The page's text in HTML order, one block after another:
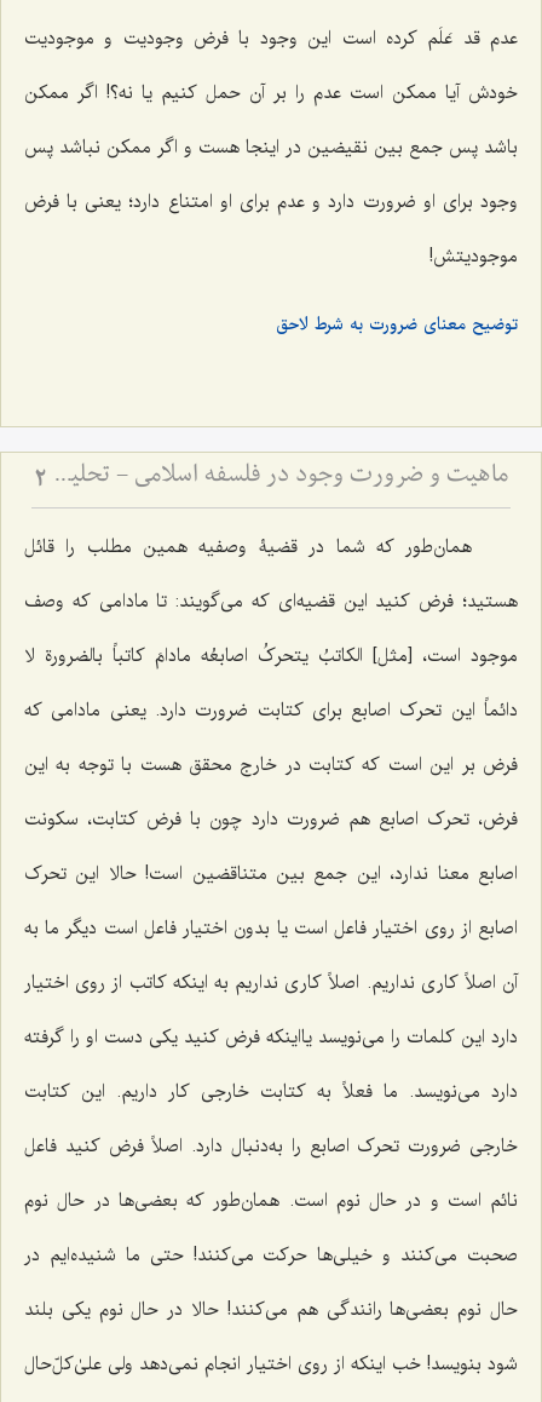
عدم قد عَلَم کرده است این وجود با فرض وجودیت و موجودیت
خودش آیا ممکن است عدم را بر آن حمل کنیم یا نه؟! اگر ممکن
باشد پس جمع بین نقیضین در اینجا هست و اگر ممکن نباشد پس
وجود برای او ضرورت دارد و عدم برای او امتناع دارد؛ یعنی با فرض
موجودیتش!
توضیح معنای ضرورت به شرط لاحق
ماهیت و ضرورت وجود در فلسفه اسلامی - تحلیل تساوی ماهیت نسبت به وجود و عدم در فلسفه 2
همان‌طور که شما در قضیۀ وصفیه همین مطلب را قائل
هستید؛ فرض کنید این قضیه‌ای که می‌گویند: تا مادامی که وصف
موجود است، [مثل] الکاتبُ یتحرکُ اصابعُه مادامَ کاتباً بالضرورة لا
دائماً این تحرک اصابع برای کتابت ضرورت دارد. یعنی مادامی که
فرض بر این است که کتابت در خارج محقق هست با توجه به این
فرض، تحرک اصابع هم ضرورت دارد چون با فرض کتابت، سکونت
اصابع معنا ندارد، این جمع بین متناقضین است! حالا این تحرک
اصابع از روی اختیار فاعل است یا بدون اختیار فاعل است دیگر ما به
آن اصلاً کاری نداریم. اصلاً کاری نداریم به اینکه کاتب از روی اختیار
دارد این کلمات را می‌نویسد یااینکه فرض کنید یکی دست او را گرفته
دارد می‌نویسد. ما فعلاً به کتابت خارجی کار داریم. این کتابت
خارجی ضرورت تحرک اصابع را به‌دنبال دارد. اصلاً فرض کنید فاعل
نائم است و در حال نوم است. همان‌طور که بعضی‌ها در حال نوم
صحبت می‌کنند و خیلی‌ها حرکت می‌کنند! حتی ما شنیده‌ایم در
حال نوم بعضی‌ها رانندگی هم می‌کنند! حالا در حال نوم یکی بلند
شود بنویسد! خب اینکه از روی اختیار انجام نمی‌دهد ولی علیٰ‌کلّ‌حال